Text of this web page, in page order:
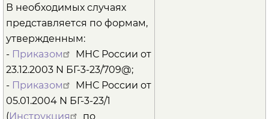
В необходимых случаях
представляется по формам,
утвержденным:
- Приказом
МНС России от
23.12.2003 N БГ-3-23/709@;
- Приказом
МНС России от
05.01.2004 N БГ-3-23/1
(Инструкция
по